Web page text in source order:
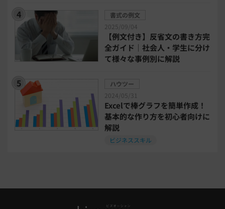
タイアップ
ニューノーマル時代における企業のあり方
インボイス制度解説 税制改正
喪中はがき 働き方改革
書式の例文
2025/09/04
【例文付き】反省文の書き方完
全ガイド｜社会人・学生に分け
て様々な事例別に解説
ハウツー
2024/05/31
Excelで棒グラフを簡単作成！
基本的な作り方を初心者向けに
解説
ビジネススキル